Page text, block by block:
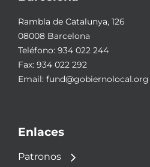
Rambla de Catalunya, 126
08008 Barcelona
Teléfono: 934 022 244
Fax: 934 022 292
Email: fund@gobiernolocal.org
Enlaces
Patronos